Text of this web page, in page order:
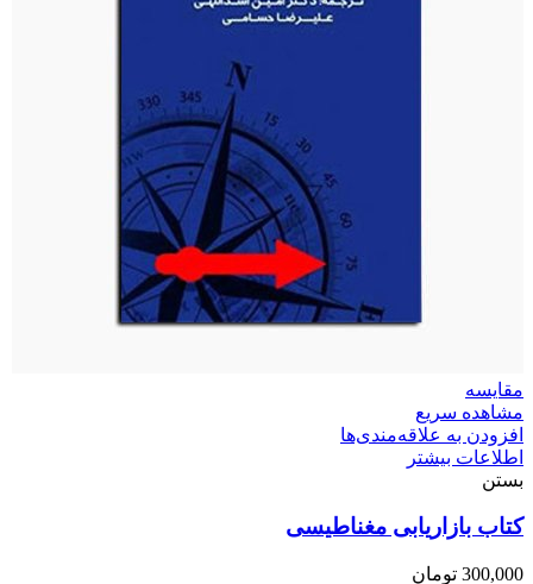
مقایسه
مشاهده سریع
افزودن به علاقه‌مندی‌ها
اطلاعات بیشتر
بستن
کتاب بازاریابی مغناطیسی
300,000 تومان